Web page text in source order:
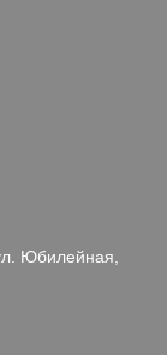
Юбилейная,